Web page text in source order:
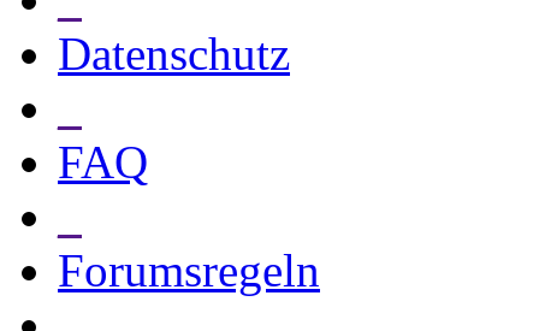
Datenschutz
FAQ
Forumsregeln